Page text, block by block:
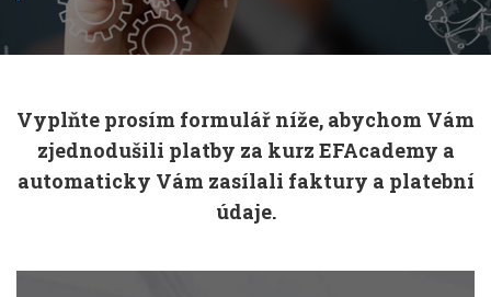
Vyplňte prosím formulář níže, abychom Vám
zjednodušili platby za kurz EFAcademy a
automaticky Vám zasílali faktury a platební
údaje.